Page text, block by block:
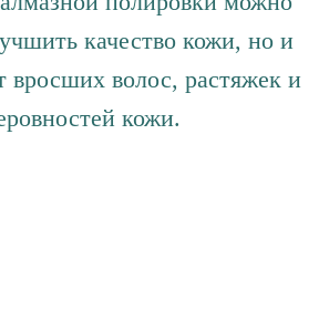
качество кожи, но и
вросших волос, растяжек и
кожи.